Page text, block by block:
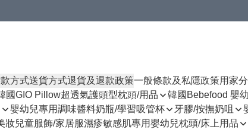
方式送貨方式退貨及退款政策一般條款及私隱政策用家
國GIO Pillow超透氣護頭型枕頭/用品 韓國Bebefood 嬰
嬰幼兒專用調味醬料奶瓶/學習吸管杯 牙膠/按撫奶咀
妝兒童服飾/家居服濕疹敏感肌專用嬰幼兒枕頭/床上用品